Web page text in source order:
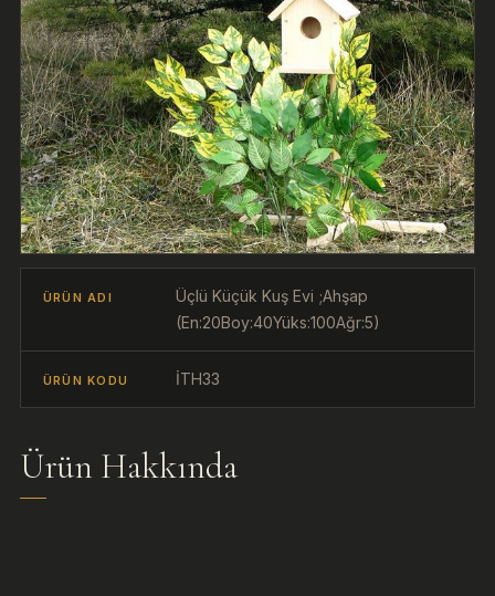
ÜRÜN ADI
Üçlü Küçük Kuş Evi ;Ahşap
(En:20Boy:40Yüks:100Ağr:5)
ÜRÜN KODU İTH33
Ürün Hakkında